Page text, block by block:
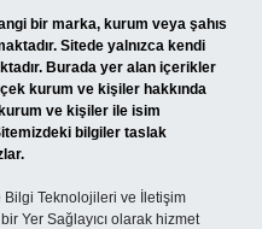
bir marka, kurum veya şahıs
Sitede yalnızca kendi
Burada yer alan içerikler
kurum ve kişiler hakkında
ve kişiler ile isim
bilgiler taslak
Bilgi Teknolojileri ve İletişim
Yer Sağlayıcı olarak hizmet